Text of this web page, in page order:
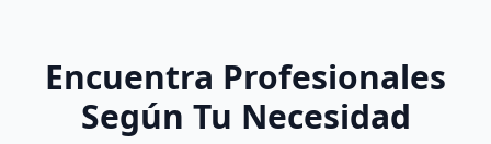
Encuentra Profesionales
Según Tu Necesidad